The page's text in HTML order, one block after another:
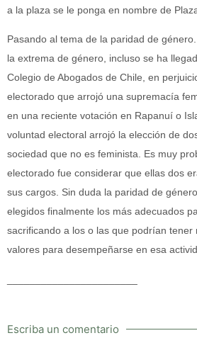
a la plaza se le ponga en nombre de
Pasando al tema de la paridad de
la extrema de género, incluso se ha
Colegio de Abogados de Chile, en
electorado que arrojó una supremacía
en una reciente votación en Rapanuí o
voluntad electoral arrojó la elección de
sociedad que no es feminista. Es muy
electorado fue considerar que ellas dos
sus cargos. Sin duda la paridad de
elegidos finalmente los más adecuados
sacrificando a los o las que podrían tener
valores para desempeñarse en esa
Escriba un comentario